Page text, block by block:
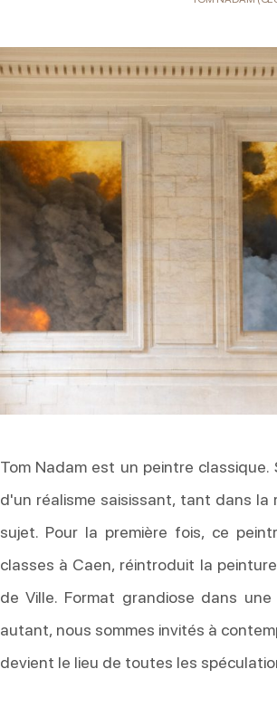
Tom Nadam est un peintre
d'un réalisme saisissant, tant dans
sujet. Pour la première fois, ce
classes à Caen, réintroduit la
de Ville. Format grandiose dans
autant, nous sommes invités à
devient le lieu de toutes les